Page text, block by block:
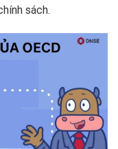
sách.